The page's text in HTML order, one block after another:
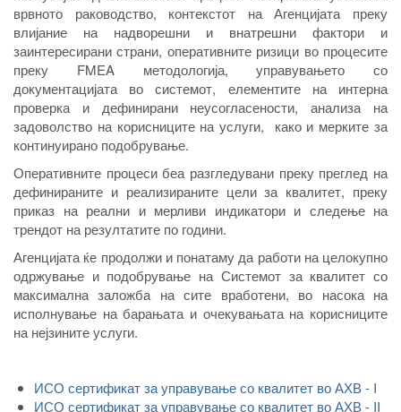
врвното раководство, контекстот на Агенцијата преку
влијание на надворешни и внатрешни фактори и
заинтересирани страни, оперативните ризици во процесите
преку FMEA методологија, управувањето со
документацијата во системот, елементите на интерна
проверка и дефинирани неусогласености, анализа на
задоволство на корисниците на услуги, како и мерките за
континуирано подобрување.
Оперативните процеси беа разгледувани преку преглед на
дефинираните и реализираните цели за квалитет, преку
приказ на реални и мерливи индикатори и следење на
трендот на резултатите по години.
Агенцијата ќе продолжи и понатаму да работи на целокупно
одржување и подобрување на Системот за квалитет со
максимална заложба на сите вработени, во насока на
исполнување на барањата и очекувањата на корисниците
на нејзините услуги.
ИСО сертификат за управување со квалитет во АХВ - I
ИСО сертификат за управување со квалитет во АХВ - II